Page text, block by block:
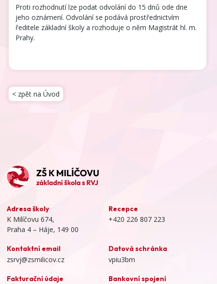
Proti rozhodnutí lze podat odvolání do 15 dnů ode dne
jeho oznámení. Odvolání se podává prostřednictvím
ředitele základní školy a rozhoduje o něm Magistrát hl. m.
Prahy.
< zpět na Úvod
Adresa školy
K Milíčovu 674,
Praha 4 – Háje, 149 00
Recepce
+420 226 807 223
Kontaktní email
zsrvj@zsmilicov.cz
Datová schránka
vpiu3bm
Fakturační údaje Bankovní spojení